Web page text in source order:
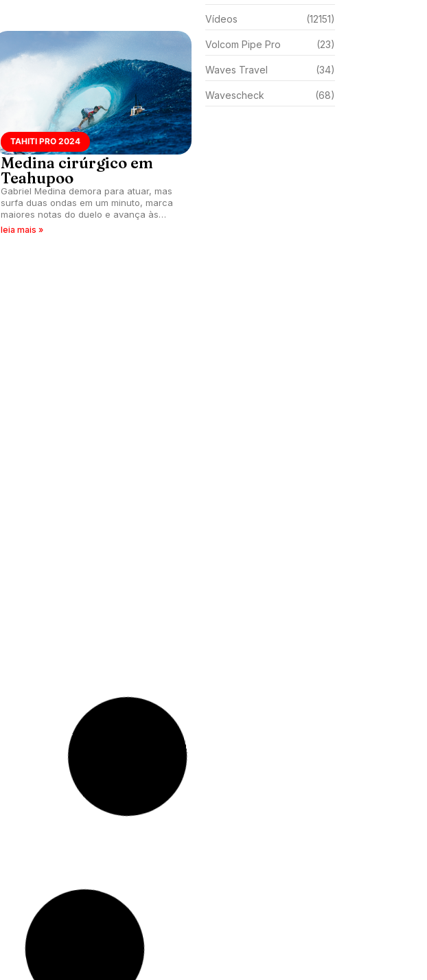
TAHITI PRO 2024
Medina cirúrgico em
Teahupoo
Gabriel Medina demora para atuar, mas
surfa duas ondas em um minuto, marca
maiores notas do duelo e avança às
oitavas do Tahiti Pro 2024.
leia mais »
Vídeos (12151)
Volcom Pipe Pro (23)
Waves Travel (34)
Wavescheck (68)